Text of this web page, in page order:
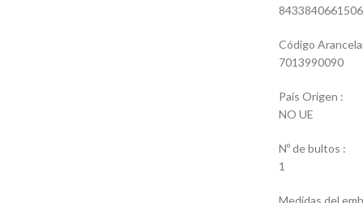
8433840661506
Código
7013990090
País Origen :
NO UE
Nº de bultos :
1
Medidas del